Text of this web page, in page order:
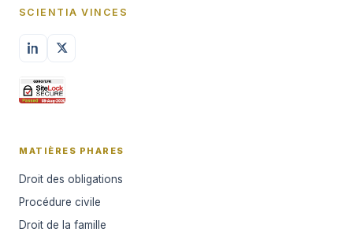
SCIENTIA VINCES
MATIÈRES PHARES
Droit des obligations
Procédure civile
Droit de la famille